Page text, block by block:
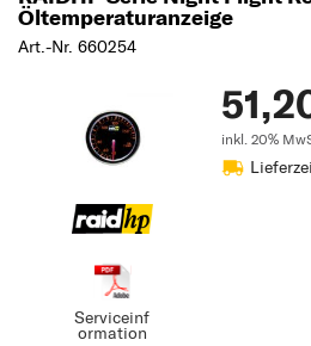
Öltemperaturanzeige
Art.-Nr. 660254
Serviceinf
ormation
inkl. 20%